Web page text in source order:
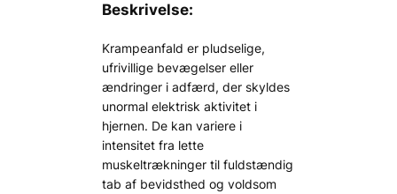
Beskrivelse:
Krampeanfald er pludselige,
ufrivillige bevægelser eller
ændringer i adfærd, der skyldes
unormal elektrisk aktivitet i
hjernen. De kan variere i
intensitet fra lette
muskeltrækninger til fuldstændig
tab af bevidsthed og voldsom